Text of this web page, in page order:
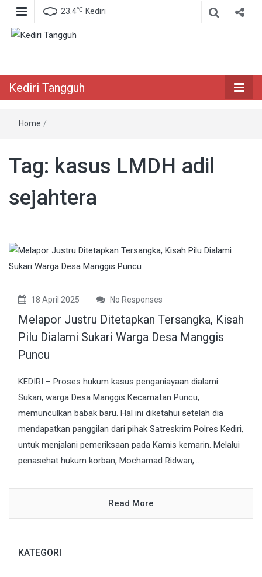
23.4℃ Kediri
Kediri Tangguh
Home /
Tag: kasus LMDH adil
sejahtera
18 April 2025 No Responses
Melapor Justru Ditetapkan Tersangka, Kisah
Pilu Dialami Sukari Warga Desa Manggis
Puncu
KEDIRI – Proses hukum kasus penganiayaan dialami
Sukari, warga Desa Manggis Kecamatan Puncu,
memunculkan babak baru. Hal ini diketahui setelah dia
mendapatkan panggilan dari pihak Satreskrim Polres Kediri,
untuk menjalani pemeriksaan pada Kamis kemarin. Melalui
penasehat hukum korban, Mochamad Ridwan,...
Read More
KATEGORI